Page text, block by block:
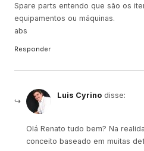
Spare parts entendo que são os
equipamentos ou máquinas.
abs
Responder
Luis Cyrino disse:
Olá Renato tudo bem? Na
conceito baseado em muitas